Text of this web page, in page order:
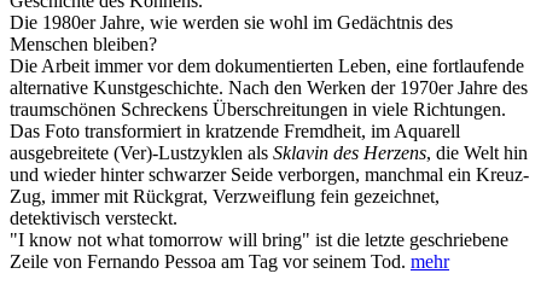
Die 1980er Jahre, wie werden sie wohl im Gedächtnis des
Menschen bleiben?
Die Arbeit immer vor dem dokumentierten Leben, eine fortlaufende
alternative Kunstgeschichte. Nach den Werken der 1970er Jahre des
traumschönen Schreckens Überschreitungen in viele Richtungen.
Das Foto transformiert in kratzende Fremdheit, im Aquarell
ausgebreitete (Ver)-Lustzyklen als Sklavin des Herzens, die Welt hin
und wieder hinter schwarzer Seide verborgen, manchmal ein Kreuz-
Zug, immer mit Rückgrat, Verzweiflung fein gezeichnet,
detektivisch versteckt.
"I know not what tomorrow will bring" ist die letzte geschriebene
Zeile von Fernando Pessoa am Tag vor seinem Tod. mehr